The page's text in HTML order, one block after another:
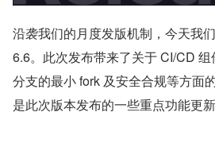
沿袭我们的月度发版机制，今天我
6.6。此次发布带来了关于 CI/CD
分支的最小 fork 及安全合规等方面
是此次版本发布的一些重点功能更新